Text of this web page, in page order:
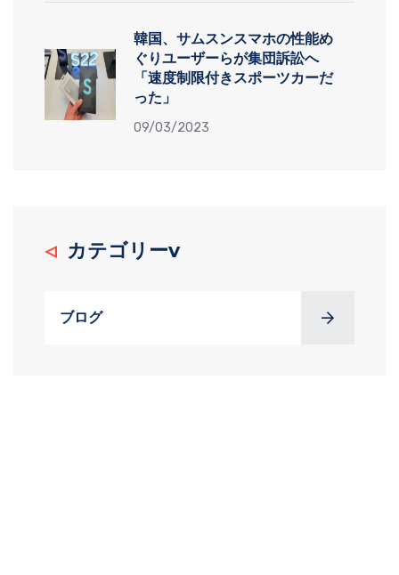
韓国、サムスンスマホの性能め
ぐりユーザーらが集団訴訟へ
「速度制限付きスポーツカーだ
った」
09/03/2023
カテゴリーv
ブログ